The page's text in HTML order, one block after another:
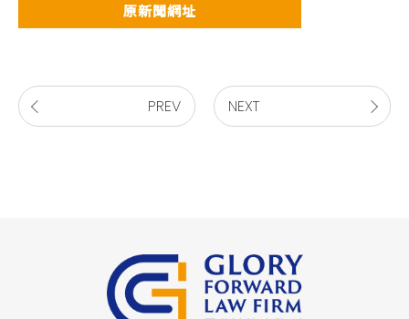
原新聞網址
PREV NEXT